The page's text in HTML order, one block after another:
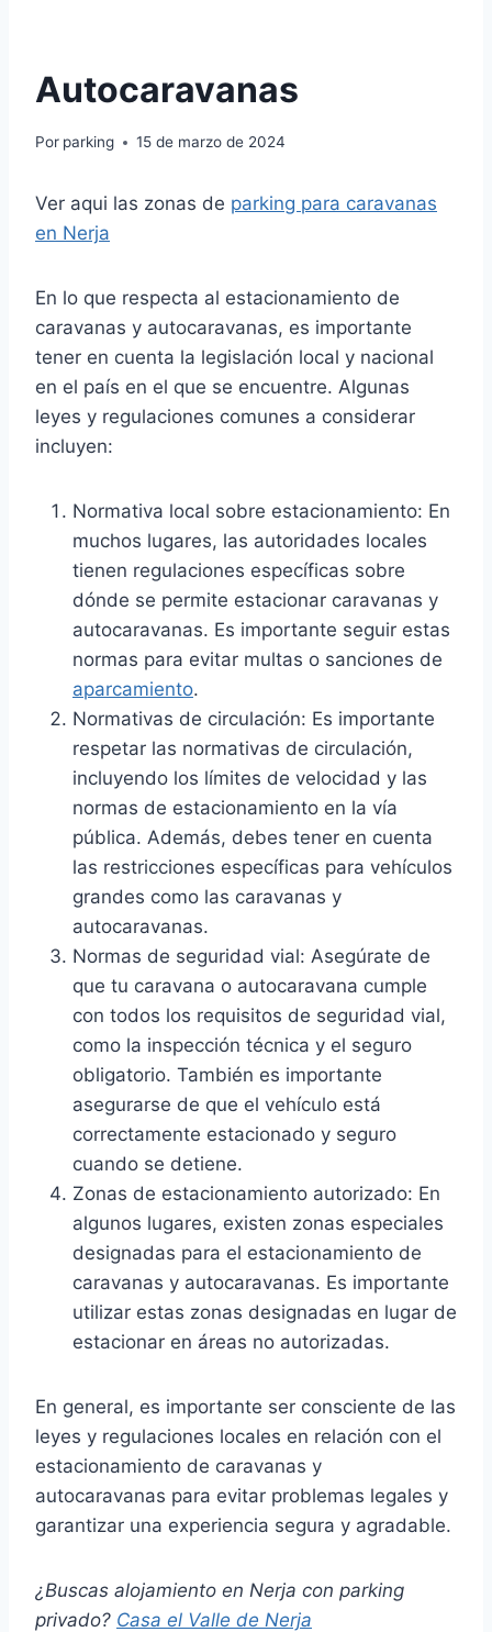
Autocaravanas
Por parking 15 de marzo de 2024
Ver aqui las zonas de parking para caravanas
en Nerja
En lo que respecta al estacionamiento de
caravanas y autocaravanas, es importante
tener en cuenta la legislación local y nacional
en el país en el que se encuentre. Algunas
leyes y regulaciones comunes a considerar
incluyen:
Normativa local sobre estacionamiento: En
muchos lugares, las autoridades locales
tienen regulaciones específicas sobre
dónde se permite estacionar caravanas y
autocaravanas. Es importante seguir estas
normas para evitar multas o sanciones de
aparcamiento.
Normativas de circulación: Es importante
respetar las normativas de circulación,
incluyendo los límites de velocidad y las
normas de estacionamiento en la vía
pública. Además, debes tener en cuenta
las restricciones específicas para vehículos
grandes como las caravanas y
autocaravanas.
Normas de seguridad vial: Asegúrate de
que tu caravana o autocaravana cumple
con todos los requisitos de seguridad vial,
como la inspección técnica y el seguro
obligatorio. También es importante
asegurarse de que el vehículo está
correctamente estacionado y seguro
cuando se detiene.
Zonas de estacionamiento autorizado: En
algunos lugares, existen zonas especiales
designadas para el estacionamiento de
caravanas y autocaravanas. Es importante
utilizar estas zonas designadas en lugar de
estacionar en áreas no autorizadas.
En general, es importante ser consciente de las
leyes y regulaciones locales en relación con el
estacionamiento de caravanas y
autocaravanas para evitar problemas legales y
garantizar una experiencia segura y agradable.
¿Buscas alojamiento en Nerja con parking
privado? Casa el Valle de Nerja